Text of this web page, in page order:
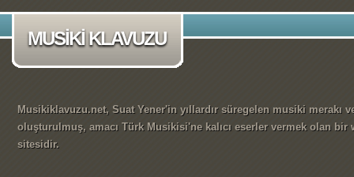
MUSİKİ KLAVUZU
Musikiklavuzu.net, Suat Yener'in yıllardır süregelen musiki merakı
oluşturulmuş, amacı Türk Musikisi'ne kalıcı eserler vermek olan bir
sitesidir.